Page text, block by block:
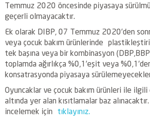
Temmuz 2020 öncesinde piyasaya
geçerli olmayacaktır.
Ek olarak DIBP, 07 Temmuz 2020’den
veya çocuk bakım ürünlerinde
tek başına veya bir kombinasyon
toplamda ağırlıkça %0,1’eşit veya
konsatrasyonda piyasaya
Oyuncaklar ve çocuk bakım ürünleri ile
altında yer alan kısıtlamalar baz
incelemek için tıklayınız.